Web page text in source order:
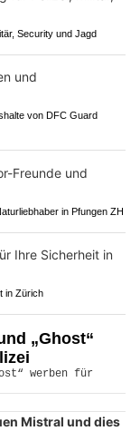
Security und Jagd
von DFC Guard
in Pfungen ZH
in Zürich
„Ghost“
Mistral und dies